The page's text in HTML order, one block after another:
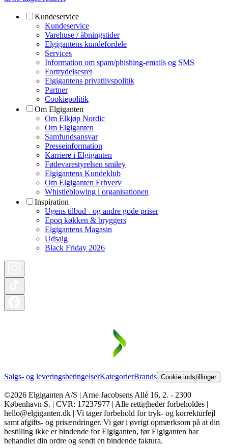
Kundeservice
Kundeservice
Varehuse / åbningstider
Elgigantens kundefordele
Services
Information om spam/phishing-emails og SMS
Fortrydelsesret
Elgigantens privatlivspolitik
Partner
Cookiepolitik
Om Elgiganten
Om Elkjøp Nordic
Om Elgiganten
Samfundsansvar
Presseinformation
Karriere i Elgiganten
Fødevarestyrelsen smiley
Elgigantens Kundeklub
Om Elgiganten Erhverv
Whistleblowing i organisationen
Inspiration
Ugens tilbud - og andre gode priser
Epoq køkken & bryggers
Elgigantens Magasin
Udsalg
Black Friday 2026
Salgs- og leveringsbetingelserKategorierBrands Cookie indstillinger
©2026 Elgiganten A/S | Arne Jacobsens Allé 16, 2. - 2300
København S. | CVR: 17237977 | Alle rettigheder forbeholdes |
hello@elgiganten.dk | Vi tager forbehold for tryk- og korrekturfejl
samt afgifts- og prisændringer. Vi gør i øvrigt opmærksom på at din
bestilling ikke er bindende for Elgiganten, før Elgiganten har
behandlet din ordre og sendt en bindende faktura.